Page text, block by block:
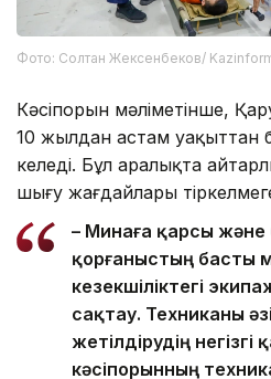
Фото: Солтан Жексенбеков/
Кәсіпорын мәліметінше,
10 жылдан астам уақыттан
келеді. Бұл аралықта
шығу жағдайлары
– Минаға қарсы
қорғаныстың басты
кезекшіліктегі
сақтау. Техниканы
жетілдірудің
кәсіпорынның